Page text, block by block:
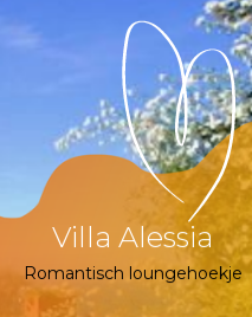
Villa Alessia
Romantisch loungehoekje